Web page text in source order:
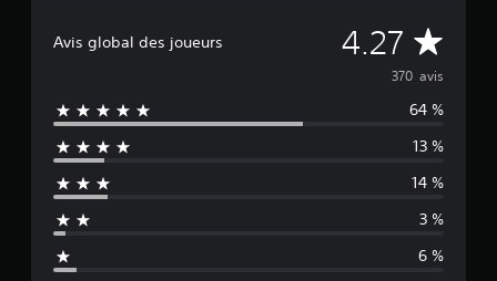
Avis global des joueurs 4.27 M
o
y
e
n
n
370 avis
64 %
13 %
14 %
3 %
6 %